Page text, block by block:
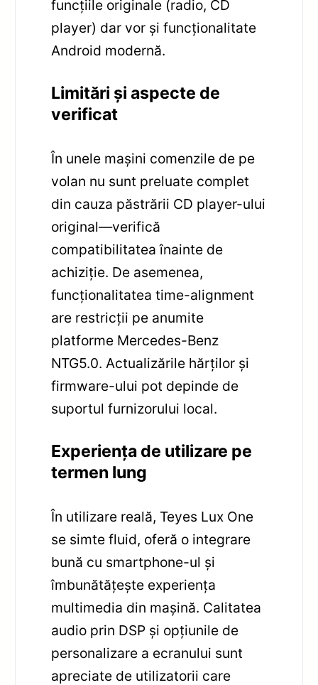
funcțiile originale (radio, CD
player) dar vor și funcționalitate
Android modernă.
Limitări și aspecte de
verificat
În unele mașini comenzile de pe
volan nu sunt preluate complet
din cauza păstrării CD player-ului
original—verifică
compatibilitatea înainte de
achiziție. De asemenea,
funcționalitatea time-alignment
are restricții pe anumite
platforme Mercedes-Benz
NTG5.0. Actualizările hărților și
firmware-ului pot depinde de
suportul furnizorului local.
Experiența de utilizare pe
termen lung
În utilizare reală, Teyes Lux One
se simte fluid, oferă o integrare
bună cu smartphone-ul și
îmbunătățește experiența
multimedia din mașină. Calitatea
audio prin DSP și opțiunile de
personalizare a ecranului sunt
apreciate de utilizatorii care